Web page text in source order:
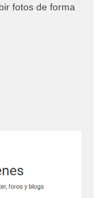
fotos de forma